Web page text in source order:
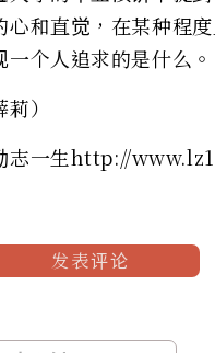
心和直觉，在某种程
个人追求的是什么。
）
志一生http://
发表评论